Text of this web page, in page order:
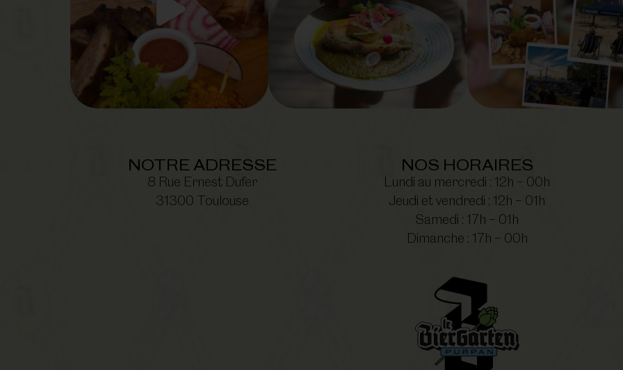
NOTRE ADRESSE
8 Rue Ernest Dufer
31300 Toulouse
NOS HORAIRES
Lundi au mercredi : 12h – 00h
Jeudi et vendredi : 12h – 01h
Samedi : 17h – 01h
Dimanche : 17h – 00h